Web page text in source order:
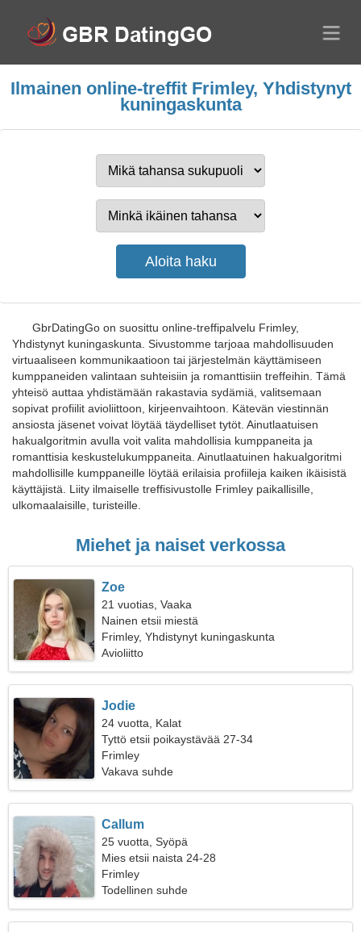
Ilmainen online-treffit Frimley, Yhdistynyt
kuningaskunta
GbrDatingGo on suosittu online-treffipalvelu Frimley,
Yhdistynyt kuningaskunta. Sivustomme tarjoaa mahdollisuuden
virtuaaliseen kommunikaatioon tai järjestelmän käyttämiseen
kumppaneiden valintaan suhteisiin ja romanttisiin treffeihin. Tämä
yhteisö auttaa yhdistämään rakastavia sydämiä, valitsemaan
sopivat profiilit avioliittoon, kirjeenvaihtoon. Kätevän viestinnän
ansiosta jäsenet voivat löytää täydelliset tytöt. Ainutlaatuisen
hakualgoritmin avulla voit valita mahdollisia kumppaneita ja
romanttisia keskustelukumppaneita. Ainutlaatuinen hakualgoritmi
mahdollisille kumppaneille löytää erilaisia profiileja kaiken ikäisistä
käyttäjistä. Liity ilmaiselle treffisivustolle Frimley paikallisille,
ulkomaalaisille, turisteille.
Miehet ja naiset verkossa
Zoe
21 vuotias, Vaaka
Nainen etsii miestä
Frimley, Yhdistynyt kuningaskunta
Avioliitto
Jodie
24 vuotta, Kalat
Tyttö etsii poikaystävää 27-34
Frimley
Vakava suhde
Callum
25 vuotta, Syöpä
Mies etsii naista 24-28
Frimley
Todellinen suhde